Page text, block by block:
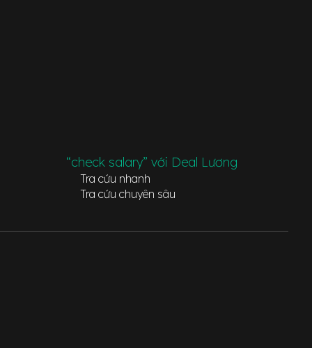
“check salary” với Deal Lương
Tra cứu nhanh
Tra cứu chuyên sâu